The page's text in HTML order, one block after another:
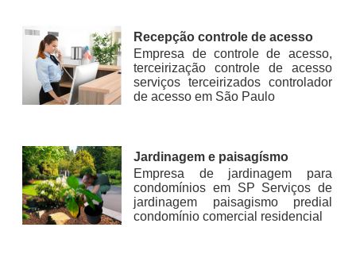
Recepção controle de acesso
Empresa de controle de acesso,
terceirização controle de acesso
serviços terceirizados controlador
de acesso em São Paulo
Jardinagem e paisagísmo
Empresa de jardinagem para
condomínios em SP Serviços de
jardinagem paisagismo predial
condomínio comercial residencial